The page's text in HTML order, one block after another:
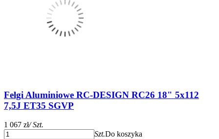
Felgi Aluminiowe RC-DESIGN RC26 18" 5x112
7,5J ET35 SGVP
1 067 zł/ Szt.
Szt.Do koszyka